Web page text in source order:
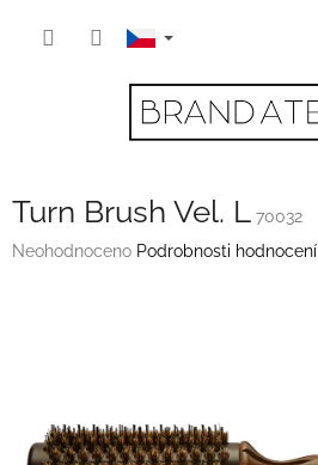
Turn Brush Vel. L 70032
Průměrné
Neohodnoceno Podrobnosti hodnocení